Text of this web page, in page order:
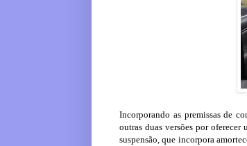
Incorporando as premissas de
outras duas versões por
suspensão, que incorpora